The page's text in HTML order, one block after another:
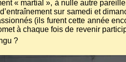
« martial », à nulle autre
sur samedi et
(ils furent cette année
à chaque fois de revenir
?